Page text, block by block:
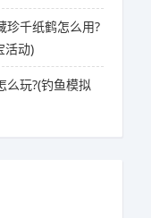
珍千纸鹤怎么用?
活动)
么玩?(钓鱼模拟